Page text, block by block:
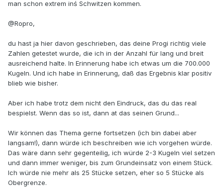
man schon extrem inś Schwitzen kommen.
@Ropro,
du hast ja hier davon geschrieben, das deine Progi richtig viele
Zahlen getestet wurde, die ich in der Anzahl für lang und breit
ausreichend halte. In Erinnerung habe ich etwas um die 700.000
Kugeln. Und ich habe in Erinnerung, daß das Ergebnis klar positiv
blieb wie bisher.
Aber ich habe trotz dem nicht den Eindruck, das du das real
bespielst. Wenn das so ist, dann at das seinen Grund...
Wir können das Thema gerne fortsetzen (ich bin dabei aber
langsam!), dann würde ich beschreiben wie ich vorgehen würde.
Das wäre dann sehr gegenteilig, ich würde 2-3 Kugeln viel setzen
und dann immer weniger, bis zum Grundeinsatz von einem Stück.
Ich würde nie mehr als 25 Stücke setzen, eher so 5 Stücke als
Obergrenze.